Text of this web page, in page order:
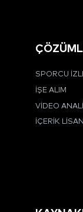
SPORCU
İŞE ALIM
VIDEO
İÇERIK